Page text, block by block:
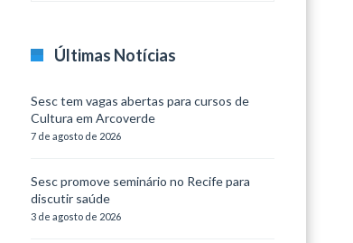
Últimas Notícias
Sesc tem vagas abertas para cursos de
Cultura em Arcoverde
7 de agosto de 2026
Sesc promove seminário no Recife para
discutir saúde
3 de agosto de 2026